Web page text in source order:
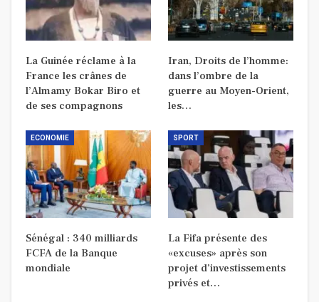
La Guinée réclame à la
France les crânes de
l’Almamy Bokar Biro et
de ses compagnons
Iran, Droits de l’homme:
dans l’ombre de la
guerre au Moyen-Orient,
les…
ECONOMIE
Sénégal : 340 milliards
FCFA de la Banque
mondiale
SPORT
La Fifa présente des
«excuses» après son
projet d’investissements
privés et…